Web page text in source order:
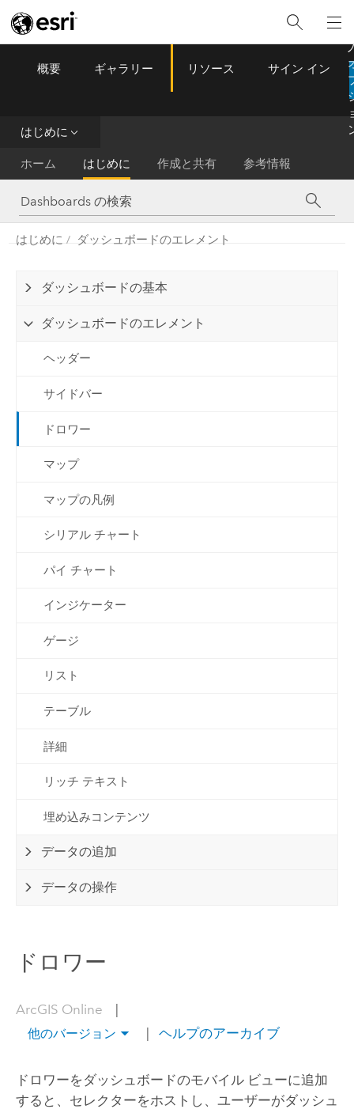
ArcGIS Dashboards
概要 ギャラリー リソース サイン イン
はじめに
ホーム はじめに 作成と共有 参考情報
はじめに ダッシュボードのエレメント
ダッシュボードの基本
ダッシュボードのエレメント
ヘッダー
サイドバー
ドロワー
マップ
マップの凡例
シリアル チャート
パイ チャート
インジケーター
ゲージ
リスト
テーブル
詳細
リッチ テキスト
埋め込みコンテンツ
データの追加
データの操作
ドロワー
ArcGIS Online |
他のバージョン | ヘルプのアーカイブ
ドロワーをダッシュボードのモバイル ビューに追加
すると、セレクターをホストし、ユーザーがダッシュ